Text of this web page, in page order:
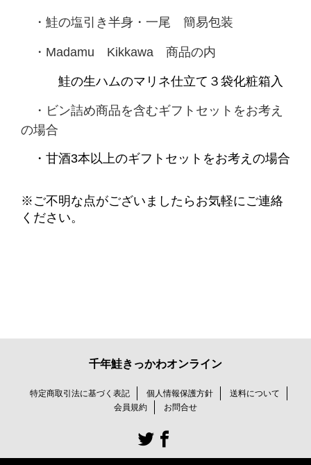
・ 鮭の塩引き半身・一尾 簡易包装
・ Madamu Kikkawa 商品の内
鮭の生ハムのマリネ仕立て３袋化粧箱入
・ ビン詰め商品を含むギフトセットをお考え
の場合
・ 甘酒3本以上のギフトセットをお考えの場合
※ご不明な点がございましたらお気軽にご連絡
ください。
千年鮭きっかわオンライン
特定商取引法に基づく表記 個人情報保護方針
送料について
会員規約
お問合せ